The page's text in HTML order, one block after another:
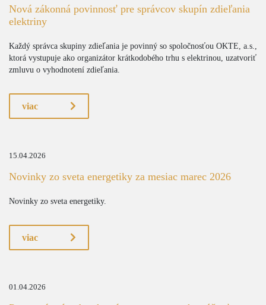
Nová zákonná povinnosť pre správcov skupín zdieľania
elektriny
Každý správca skupiny zdieľania je povinný so spoločnosťou OKTE, a.s.,
ktorá vystupuje ako organizátor krátkodobého trhu s elektrinou, uzatvoriť
zmluvu o vyhodnotení zdieľania.
viac
15.04.2026
Novinky zo sveta energetiky za mesiac marec 2026
Novinky zo sveta energetiky.
viac
01.04.2026